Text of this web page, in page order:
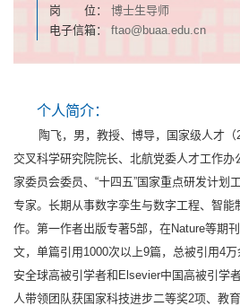
岗 位： 博士生导师
电子信箱： ftao@buaa.edu.cn
个人简介：
陶飞，男，教授、博导，国家级人才（
交叉科学研究院院长、北航党委人才工作办
家委员会委员、“十四五”国家重点研发计划
专家。长期从事数字孪生与数字工程、智能
作。第一作者出版专著5部，在Nature等期
文，单篇引用1000次以上9篇，总被引用4
安全球高被引学者和Elsevier中国高被引学
人带领团队获国家科技进步二等奖2项、教